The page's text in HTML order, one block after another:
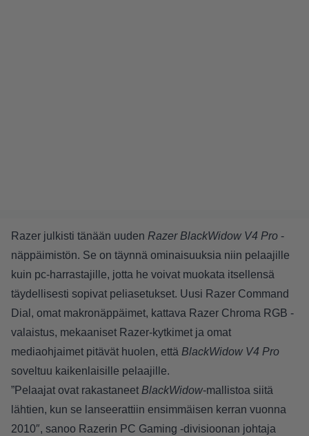
Razer julkisti tänään uuden Razer BlackWidow V4 Pro -
näppäimistön. Se on täynnä ominaisuuksia niin pelaajille
kuin pc-harrastajille, jotta he voivat muokata itsellensä
täydellisesti sopivat peliasetukset. Uusi Razer Command
Dial, omat makronäppäimet, kattava Razer Chroma RGB -
valaistus, mekaaniset Razer-kytkimet ja omat
mediaohjaimet pitävät huolen, että BlackWidow V4 Pro
soveltuu kaikenlaisille pelaajille.
”Pelaajat ovat rakastaneet BlackWidow-mallistoa siitä
lähtien, kun se lanseerattiin ensimmäisen kerran vuonna
2010″, sanoo Razerin PC Gaming -divisioonan johtaja